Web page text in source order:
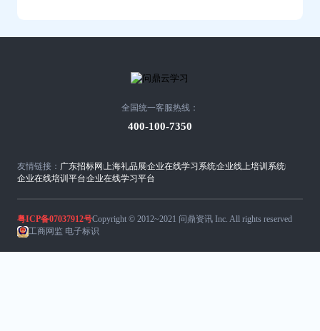
友情链接： 广东招标网 上海礼品展企业在线学习系统企业线上培训系统
企业在线培训平台企业在线学习平台
全国统一客服热线：
400-100-7350
粤ICP备07037912号Copyright © 2012~2021 问鼎资讯 Inc. All rights reserved
工商网监 电子标识